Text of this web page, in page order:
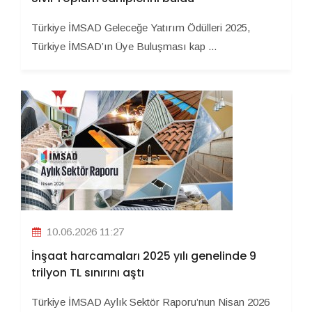
Türkiye İMSAD Geleceğe Yatırım Ödülleri 2025,
Türkiye İMSAD’ın Üye Buluşması kap ...
10.06.2026 11:27
İnşaat harcamaları 2025 yılı genelinde 9
trilyon TL sınırını aştı
Türkiye İMSAD Aylık Sektör Raporu’nun Nisan 2026